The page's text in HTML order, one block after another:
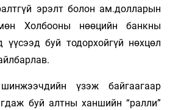
эрэлт болон ам.долларын
Холбооны нөөцийн банкны
үүсээд буй тодорхойгүй нөхцөл
үзэж байгаагаар
буй алтны ханшийн “ралли”